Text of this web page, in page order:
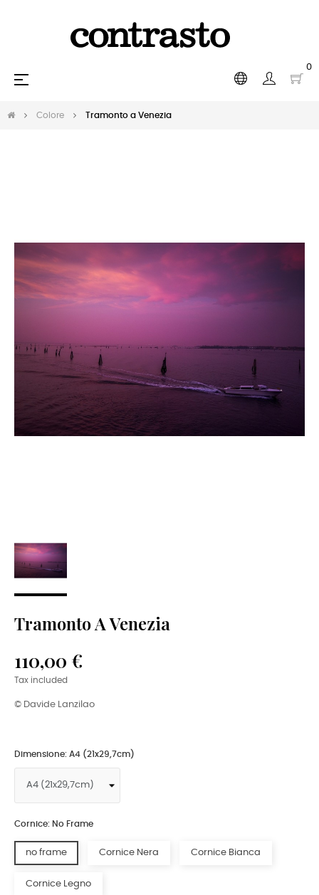
0
navigazione
☰
Colore Tramonto a Venezia
Tramonto A Venezia
110,00 €
Tax included
© Davide Lanzilao
Dimensione: A4 (21x29,7cm)
Cornice: No Frame
no frame Cornice Nera Cornice Bianca
Cornice Legno